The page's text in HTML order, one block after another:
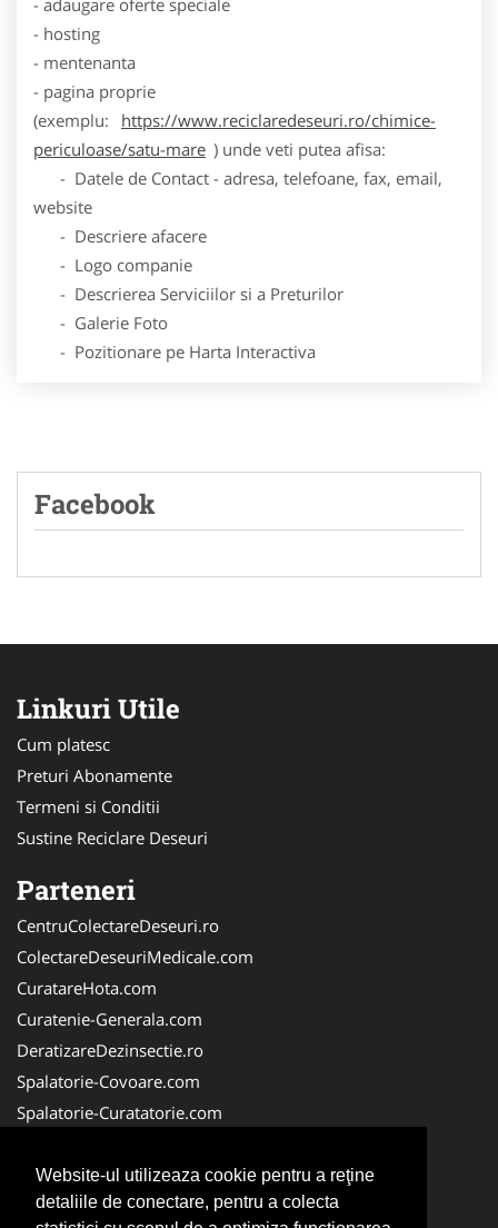
Website-ul utilizeaza cookie pentru a reţine
detaliile de conectare, pentru a colecta
- hosting
- mentenanta
- pagina proprie
(exemplu:
https://www.reciclaredeseuri.ro/chimice-
periculoase/satu-mare ) unde veti putea afisa:
- Datele de Contact - adresa, telefoane, fax, email,
website
- Descriere afacere
- Logo companie
- Descrierea Serviciilor si a Preturilor
- Galerie Foto
- Pozitionare pe Harta Interactiva
Facebook
Linkuri Utile
Cum platesc
Preturi Abonamente
Termeni si Conditii
Sustine Reciclare Deseuri
Parteneri
CentruColectareDeseuri.ro
ColectareDeseuriMedicale.com
CuratareHota.com
Curatenie-Generala.com
DeratizareDezinsectie.ro
Spalatorie-Covoare.com
Spalatorie-Curatatorie.com
FirmaDeratizare.ro
Service-Reparatii.com